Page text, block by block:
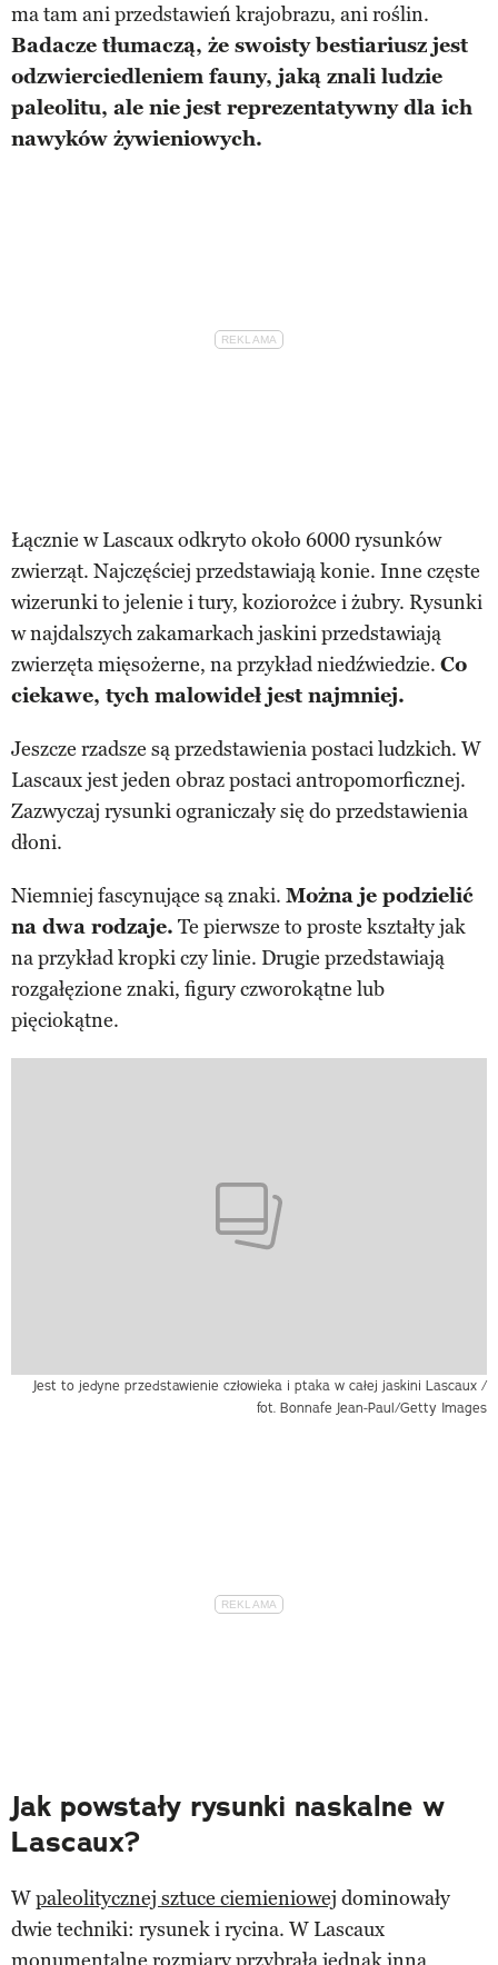
ma tam ani przedstawień krajobrazu, ani roślin.
Badacze tłumaczą, że swoisty bestiariusz jest
odzwierciedleniem fauny, jaką znali ludzie
paleolitu, ale nie jest reprezentatywny dla ich
nawyków żywieniowych.
Łącznie w Lascaux odkryto około 6000 rysunków
zwierząt. Najczęściej przedstawiają konie. Inne częste
wizerunki to jelenie i tury, koziorożce i żubry. Rysunki
w najdalszych zakamarkach jaskini przedstawiają
zwierzęta mięsożerne, na przykład niedźwiedzie. Co
ciekawe, tych malowideł jest najmniej.
Jeszcze rzadsze są przedstawienia postaci ludzkich. W
Lascaux jest jeden obraz postaci antropomorficznej.
Zazwyczaj rysunki ograniczały się do przedstawienia
dłoni.
Niemniej fascynujące są znaki. Można je podzielić
na dwa rodzaje. Te pierwsze to proste kształty jak
na przykład kropki czy linie. Drugie przedstawiają
rozgałęzione znaki, figury czworokątne lub
pięciokątne.
Jest to jedyne przedstawienie człowieka i ptaka w całej jaskini Lascaux /
fot. Bonnafe Jean-Paul/Getty Images
Jak powstały rysunki naskalne w
Lascaux?
Wpaleolitycznej sztuce ciemieniowej dominowały
dwie techniki: rysunek i rycina. W Lascaux